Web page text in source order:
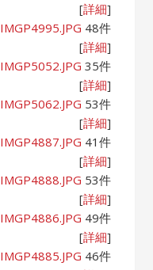
[詳細]
IMGP4995.JPG 48件
[詳細]
IMGP5052.JPG 35件
[詳細]
IMGP5062.JPG 53件
[詳細]
IMGP4887.JPG 41件
[詳細]
IMGP4888.JPG 53件
[詳細]
IMGP4886.JPG 49件
[詳細]
IMGP4885.JPG 46件